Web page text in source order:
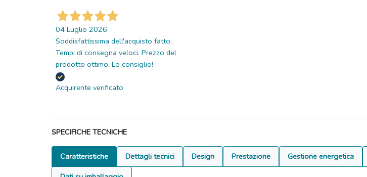
04 Luglio 2026
Soddisfattissima dell'acquisto fatto.
Tempi di consegna veloci. Prezzo del
prodotto ottimo. Lo consiglio!
Acquirente verificato
SPECIFICHE TECNICHE
Caratteristiche Dettagli tecnici Design Prestazione Gestione energetica